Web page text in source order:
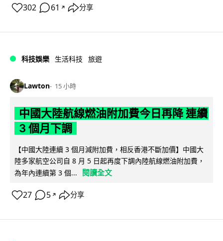
302 61 ↗ 分享
科技娛樂 生活科技 旅遊
Lawton 15 小時
中國大陸航線燃油附加費今日再降 連續
3 個月下調
【中國大陸連續 3 個月減附加費，相反香港不斷加價】中國大
陸多家航空公司自 8 月 5 日起再度下調內陸航線燃油附加費，
為年內連續第 3 個...
閱讀全文
27 5 ↗ 分享